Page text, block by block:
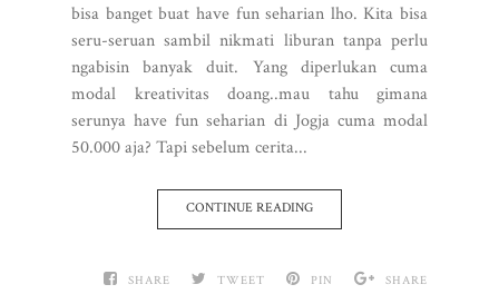
bisa banget buat have fun seharian lho. Kita bisa
seru-seruan sambil nikmati liburan tanpa perlu
ngabisin banyak duit. Yang diperlukan cuma
modal kreativitas doang..mau tahu gimana
serunya have fun seharian di Jogja cuma modal
50.000 aja? Tapi sebelum cerita...
CONTINUE READING
SHARE TWEET PIN SHARE